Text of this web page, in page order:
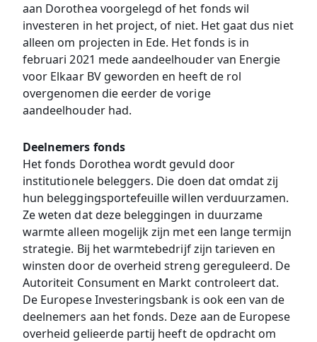
aan Dorothea voorgelegd of het fonds wil
investeren in het project, of niet. Het gaat dus niet
alleen om projecten in Ede. Het fonds is in
februari 2021 mede aandeelhouder van Energie
voor Elkaar BV geworden en heeft de rol
overgenomen die eerder de vorige
aandeelhouder had.
Deelnemers fonds
Het fonds Dorothea wordt gevuld door
institutionele beleggers. Die doen dat omdat zij
hun beleggingsportefeuille willen verduurzamen.
Ze weten dat deze beleggingen in duurzame
warmte alleen mogelijk zijn met een lange termijn
strategie. Bij het warmtebedrijf zijn tarieven en
winsten door de overheid streng gereguleerd. De
Autoriteit Consument en Markt controleert dat.
De Europese Investeringsbank is ook een van de
deelnemers aan het fonds. Deze aan de Europese
overheid gelieerde partij heeft de opdracht om